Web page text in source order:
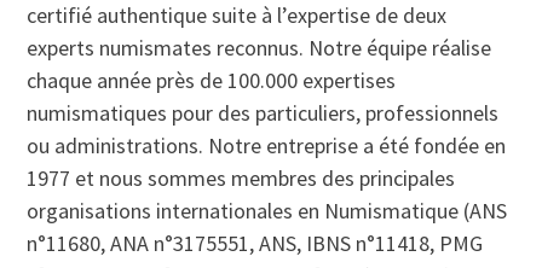
certifié authentique suite à l’expertise de deux
experts numismates reconnus. Notre équipe réalise
chaque année près de 100.000 expertises
numismatiques pour des particuliers, professionnels
ou administrations. Notre entreprise a été fondée en
1977 et nous sommes membres des principales
organisations internationales en Numismatique (ANS
n°11680, ANA n°3175551, ANS, IBNS n°11418, PMG